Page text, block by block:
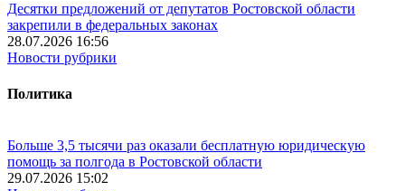
Десятки предложений от депутатов Ростовской области
закрепили в федеральных законах
28.07.2026 16:56
Новости рубрики
Политика
Больше 3,5 тысячи раз оказали бесплатную юридическую
помощь за полгода в Ростовской области
29.07.2026 15:02